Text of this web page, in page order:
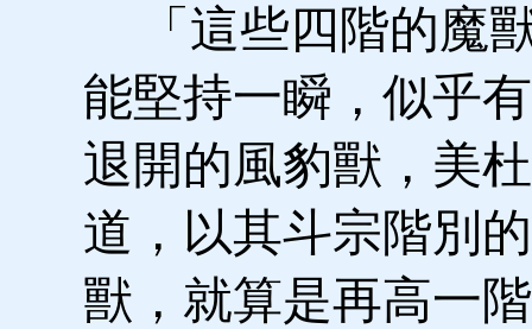
「這些四階的魔
能堅持一瞬，似乎
退開的風豹獸，美
道，以其斗宗階別
獸，就算是再高一